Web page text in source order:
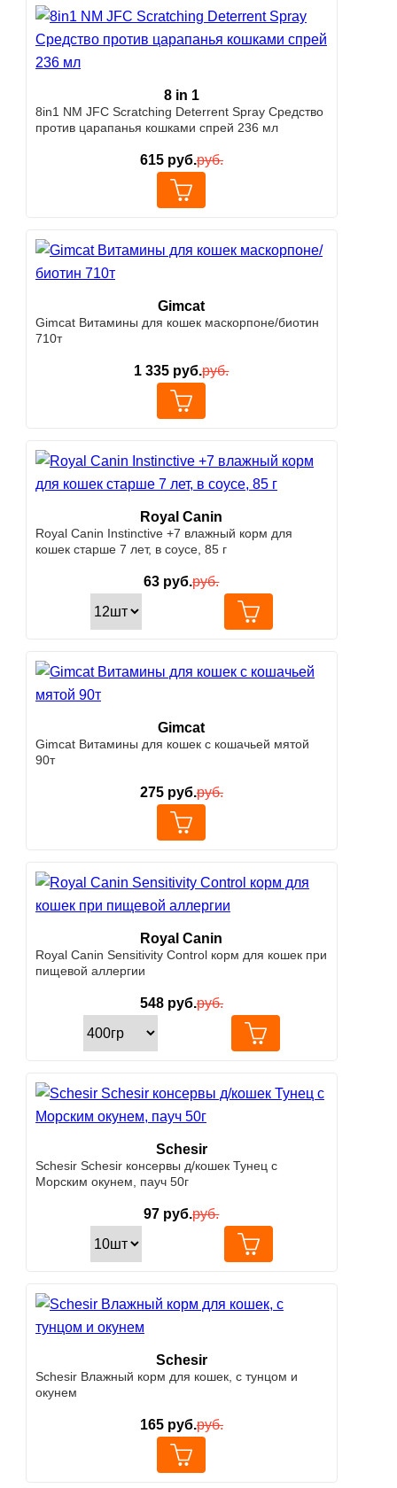
8 in 1
8in1 NM JFC Scratching Deterrent Spray Средство
против царапанья кошками спрей 236 мл
615руб.руб.
Gimcat
Gimcat Витамины для кошек маскорпоне/биотин
710т
1 335 руб.руб.
Royal Canin
Royal Canin Instinctive +7 влажный корм для
кошек старше 7 лет, в соусе, 85 г
63 руб.руб.
Gimcat
Gimcat Витамины для кошек с кошачьей мятой
90т
275руб.руб.
Royal Canin
Royal Canin Sensitivity Control корм для кошек при
пищевой аллергии
548руб.руб.
Schesir
Schesir Schesir консервы д/кошек Тунец с
Морским окунем, пауч 50г
97 руб.руб.
Schesir
Schesir Влажный корм для кошек, с тунцом и
окунем
165руб.руб.